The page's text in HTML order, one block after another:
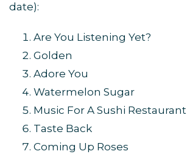
date):
Are You Listening Yet?
Golden
Adore You
Watermelon Sugar
Music For A Sushi Restaurant
Taste Back
Coming Up Roses